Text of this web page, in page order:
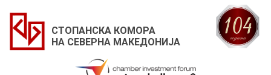
СТОПАНСКА КОМОРА
НА СЕВЕРНА МАКЕДОНИЈА